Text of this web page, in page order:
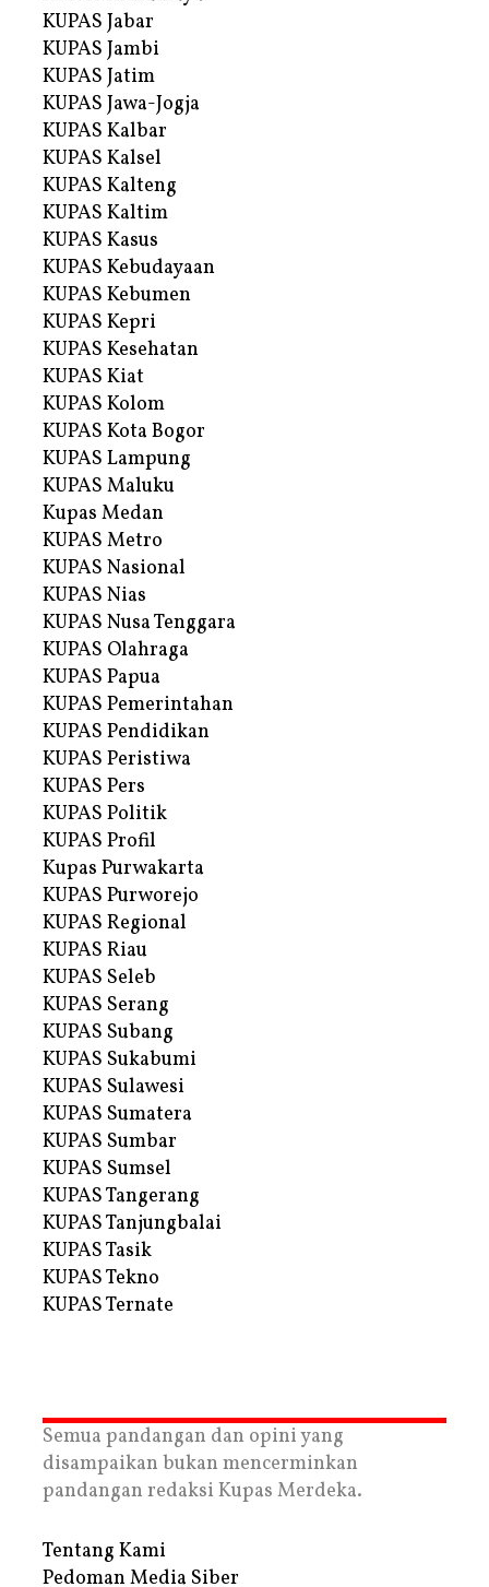
KUPAS Jabar
KUPAS Jambi
KUPAS Jatim
KUPAS Jawa-Jogja
KUPAS Kalbar
KUPAS Kalsel
KUPAS Kalteng
KUPAS Kaltim
KUPAS Kasus
KUPAS Kebudayaan
KUPAS Kebumen
KUPAS Kepri
KUPAS Kesehatan
KUPAS Kiat
KUPAS Kolom
KUPAS Kota Bogor
KUPAS Lampung
KUPAS Maluku
Kupas Medan
KUPAS Metro
KUPAS Nasional
KUPAS Nias
KUPAS Nusa Tenggara
KUPAS Olahraga
KUPAS Papua
KUPAS Pemerintahan
KUPAS Pendidikan
KUPAS Peristiwa
KUPAS Pers
KUPAS Politik
KUPAS Profil
Kupas Purwakarta
KUPAS Purworejo
KUPAS Regional
KUPAS Riau
KUPAS Seleb
KUPAS Serang
KUPAS Subang
KUPAS Sukabumi
KUPAS Sulawesi
KUPAS Sumatera
KUPAS Sumbar
KUPAS Sumsel
KUPAS Tangerang
KUPAS Tanjungbalai
KUPAS Tasik
KUPAS Tekno
KUPAS Ternate
Semua pandangan dan opini yang
disampaikan bukan mencerminkan
pandangan redaksi Kupas Merdeka.
Tentang Kami
Pedoman Media Siber